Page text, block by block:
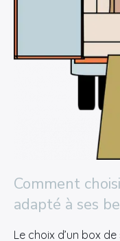
Comment
adapté à ses
Le choix d’un box